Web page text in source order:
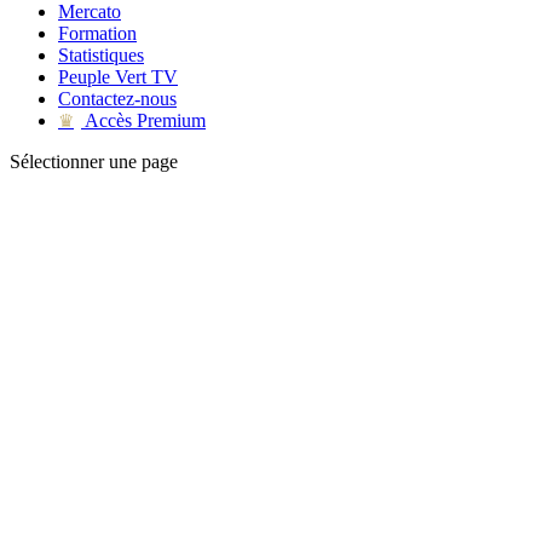
Mercato
Formation
Statistiques
Peuple Vert TV
Contactez-nous
♛
Accès Premium
Sélectionner une page